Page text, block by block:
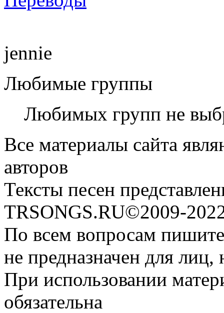
jennie
Любимые группы
Любимых групп не
Все материалы сайта
авторов
Тексты песен
TRSONGS.RU©2009-
По всем вопросам
не предназначен для
При использовании
обязательна